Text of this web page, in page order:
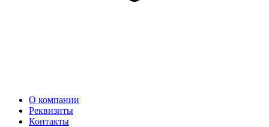
О компании
Реквизиты
Контакты